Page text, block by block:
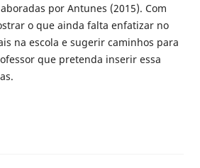
por Antunes (2015). Com
o que ainda falta enfatizar no
na escola e sugerir caminhos para
que pretenda inserir essa